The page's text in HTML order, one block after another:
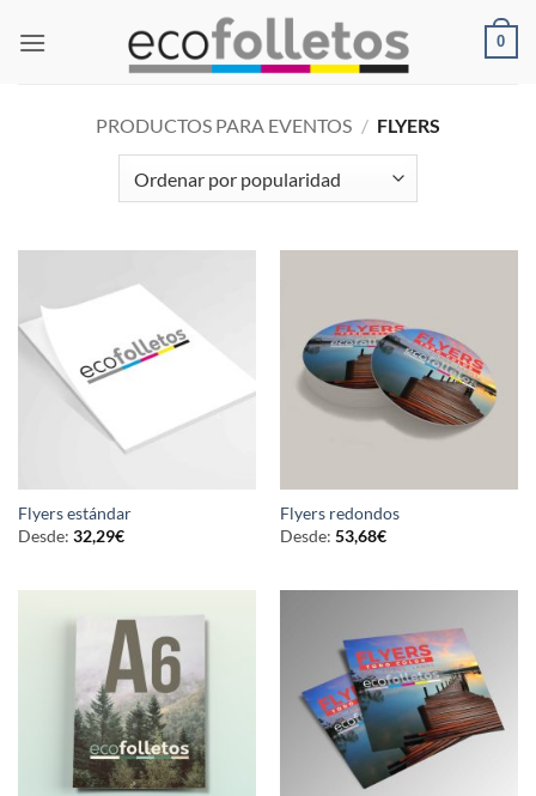
0
PRODUCTOS PARA EVENTOS / FLYERS
Flyers estándar
Desde: 32,29€
Flyers redondos
Desde: 53,68€